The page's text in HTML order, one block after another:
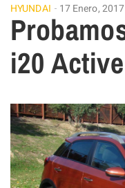
HYUNDAI 17 Enero, 2017
i20 Active